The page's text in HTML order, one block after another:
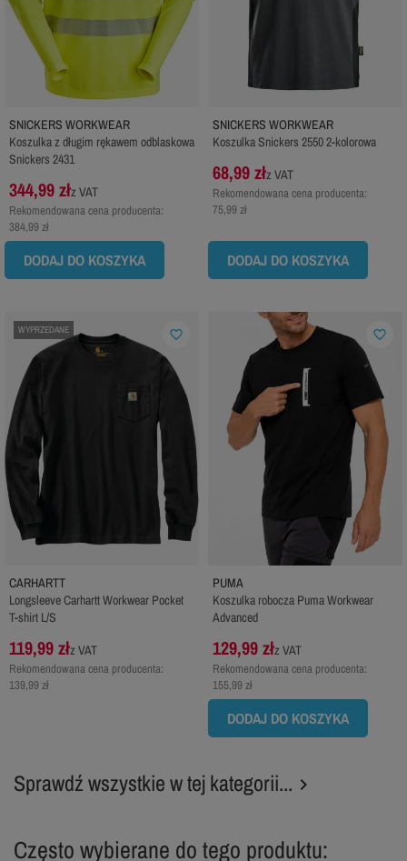
SNICKERS WORKWEAR
Koszulka z długim rękawem odblaskowa
Snickers 2431
344,99 złz VAT
Rekomendowana cena producenta:
384,99 zł
DODAJ DO KOSZYKA
SNICKERS WORKWEAR
Koszulka Snickers 2550 2-kolorowa
68,99 złz VAT
Rekomendowana cena producenta:
75,99 zł
DODAJ DO KOSZYKA
WYPRZEDANE
CARHARTT
Longsleeve Carhartt Workwear Pocket
T-shirt L/S
119,99 złz VAT
Rekomendowana cena producenta:
139,99 zł
favorite_border
PUMA
Koszulka robocza Puma Workwear
Advanced
129,99 złz VAT
Rekomendowana cena producenta:
155,99 zł
DODAJ DO KOSZYKA
favorite_border
Sprawdź wszystkie w tej kategorii... 
Często wybierane do tego produktu: